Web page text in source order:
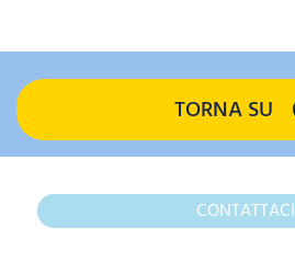
TORNA SU
CONTATTACI